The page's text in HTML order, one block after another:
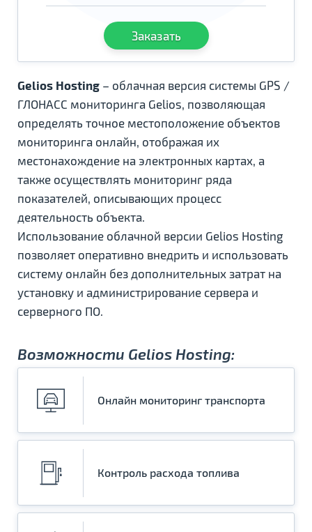
Заказать
Gelios Hosting – облачная версия системы GPS /
ГЛОНАСС мониторинга Gelios, позволяющая
определять точное местоположение объектов
мониторинга онлайн, отображая их
местонахождение на электронных картах, а
также осуществлять мониторинг ряда
показателей, описывающих процесс
деятельность объекта.
Использование облачной версии Gelios Hosting
позволяет оперативно внедрить и использовать
систему онлайн без дополнительных затрат на
установку и администрирование сервера и
серверного ПО.
Возможности Gelios Hosting:
Онлайн мониторинг транспорта
Контроль расхода топлива